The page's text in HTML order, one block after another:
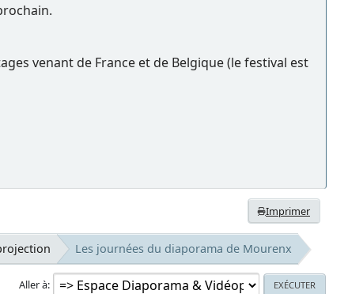
venant de France et de Belgique (le festival est
Imprimer
Les journées du diaporama de Mourenx
Aller à